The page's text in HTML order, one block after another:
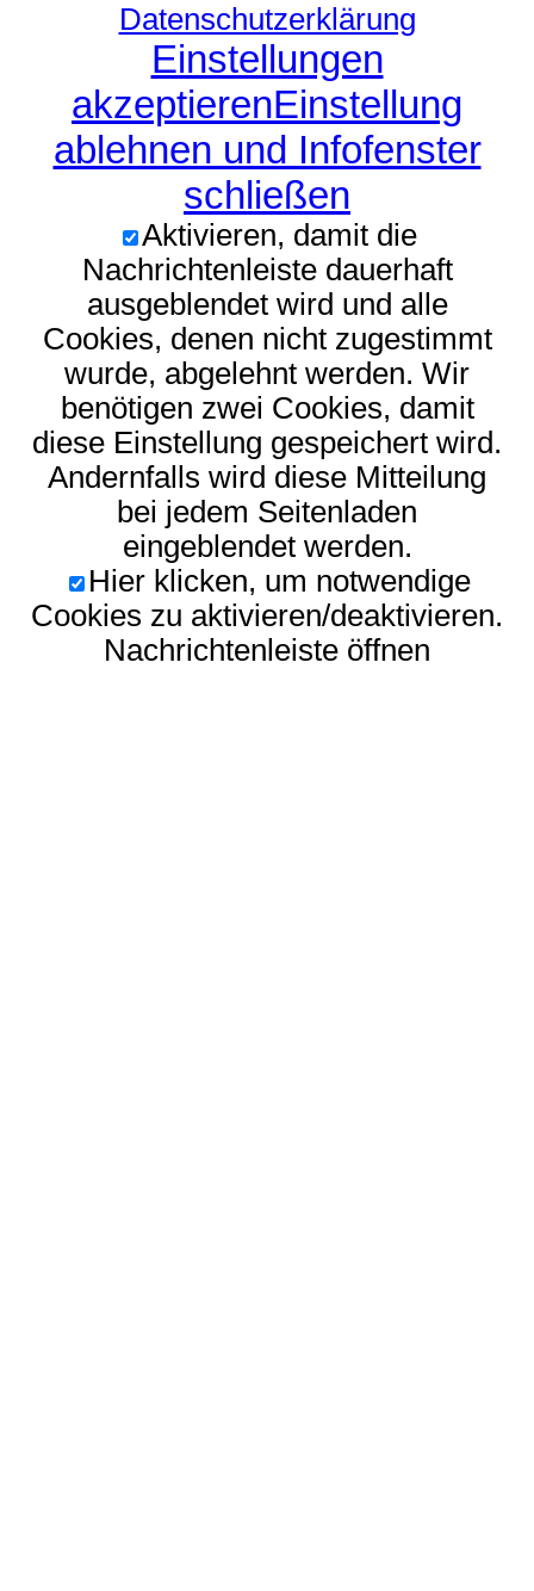
Datenschutzerklärung
Einstellungen
akzeptierenEinstellung
ablehnen und Infofenster
schließen
Aktivieren, damit die
Nachrichtenleiste dauerhaft
ausgeblendet wird und alle
Cookies, denen nicht zugestimmt
wurde, abgelehnt werden. Wir
benötigen zwei Cookies, damit
diese Einstellung gespeichert wird.
Andernfalls wird diese Mitteilung
bei jedem Seitenladen
eingeblendet werden.
Hier klicken, um notwendige
Cookies zu aktivieren/deaktivieren.
Nachrichtenleiste öffnen